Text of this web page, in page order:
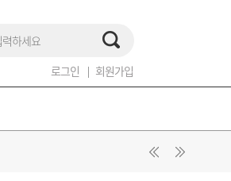
로그인 회원가입